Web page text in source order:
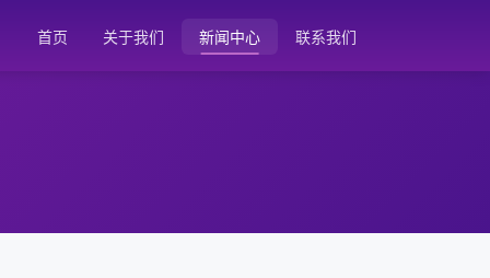
首页 关于我们 新闻中心 联系我们